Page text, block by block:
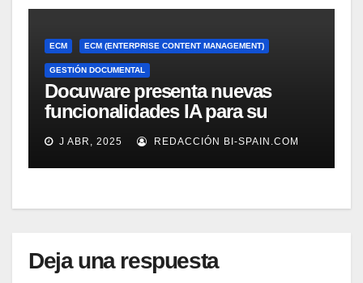
ECM ECM (ENTERPRISE CONTENT MANAGEMENT)
GESTIÓN DOCUMENTAL
Docuware presenta nuevas
funcionalidades IA para su
gestión documental
J ABR, 2025 REDACCIÓN BI-SPAIN.COM
Deja una respuesta